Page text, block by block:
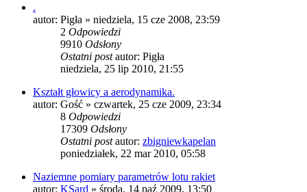
.
autor: Pigła » niedziela, 15 cze 2008, 23:59
2 Odpowiedzi
9910 Odsłony
Ostatni postautor: Pigła
niedziela, 25 lip 2010, 21:55
Kształt głowicy a aerodynamika.
autor: Gość » czwartek, 25 cze 2009, 23:34
8 Odpowiedzi
17309 Odsłony
Ostatni postautor: zbigniewkapelan
poniedziałek, 22 mar 2010, 05:58
Naziemne pomiary parametrów lotu rakiet
autor: KSard » środa, 14 paź 2009, 13:50